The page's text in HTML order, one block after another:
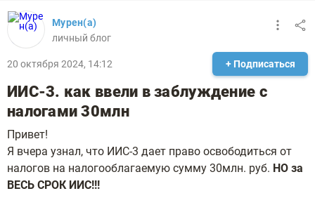
Мурен(а)
личный блог
20 октября 2024, 14:12 + Подписаться
ИИС-3. как ввели в заблуждение с
налогами 30млн
Привет!
Я вчера узнал, что ИИС-3 дает право освободиться от
налогов на налогооблагаемую сумму 30млн. руб. НО за
ВЕСЬ СРОК ИИС!!!